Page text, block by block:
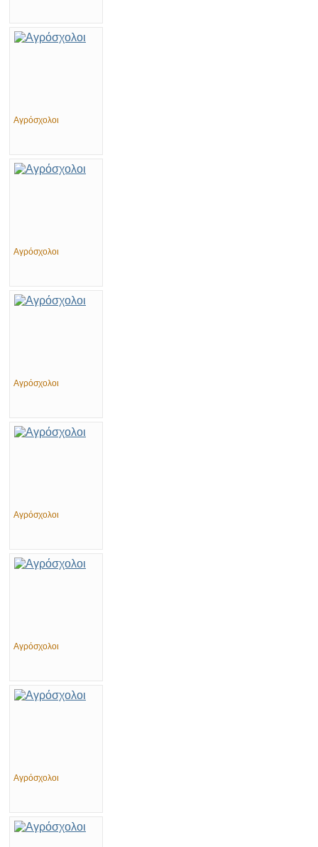
Αγρόσχολοι
Αγρόσχολοι
Αγρόσχολοι
Αγρόσχολοι
Αγρόσχολοι
Αγρόσχολοι